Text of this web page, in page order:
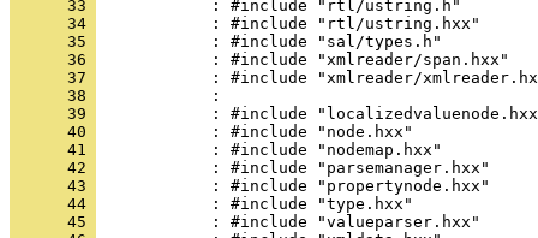
      33
      34
      35
      36
      37
      38
      39
      40
      41
      42
      43
      44
      45